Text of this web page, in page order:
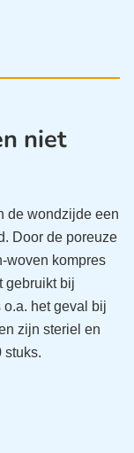
niet
de wondzijde een
Door de poreuze
woven kompres
gebruikt bij
het geval bij
zijn steriel en
stuks.